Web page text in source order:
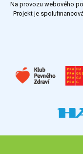
Výsledky
Na provozu webového
Projekt je